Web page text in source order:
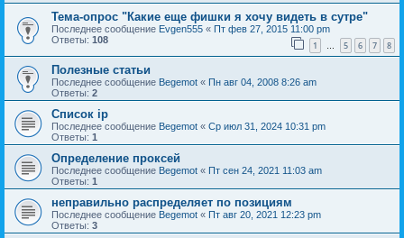
Тема-опрос "Какие еще фишки я хочу видеть в сутре"
Последнее сообщение Evgen555 « Пт фев 27, 2015 11:00 pm
Ответы: 108 1 … 5 6 7 8
Полезные статьи
Последнее сообщение Begemot « Пн авг 04, 2008 8:26 am
Ответы: 2
Список ip
Последнее сообщение Begemot « Ср июл 31, 2024 10:31 pm
Ответы: 1
Определение проксей
Последнее сообщение Begemot « Пт сен 24, 2021 11:03 am
Ответы: 1
неправильно распределяет по позициям
Последнее сообщение Begemot « Пт авг 20, 2021 12:23 pm
Ответы: 3